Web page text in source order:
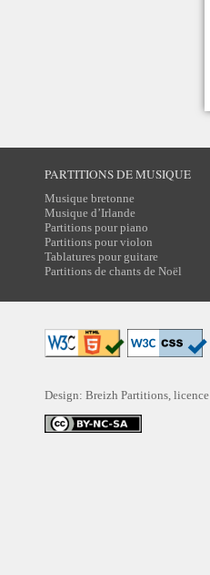
PARTITIONS DE MUSIQUE
Musique bretonne
Musique d’Irlande
Partitions pour piano
Partitions pour violon
Tablatures pour guitare
Partitions de chants de Noël
Design: Breizh Partitions, licence